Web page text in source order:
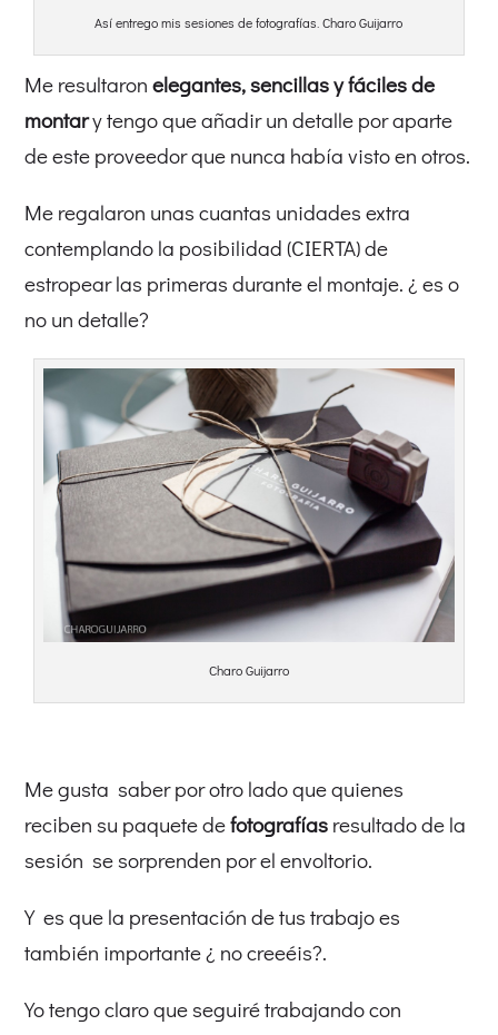
Así entrego mis sesiones de fotografías. Charo Guijarro
Me resultaronelegantes, sencillas y fáciles de
montary tengo que añadir un detalle por aparte
de este proveedor que nunca había visto en otros.
Me regalaron unas cuantas unidades extra
contemplando la posibilidad (CIERTA) de
estropear las primeras durante el montaje. ¿ es o
no un detalle?
Charo Guijarro
Me gusta saber por otro lado que quienes
reciben su paquete defotografías resultado de la
sesión se sorprenden por el envoltorio.
Y es que la presentación de tus trabajo es
también importante ¿ no creeéis?.
Yo tengo claro que seguiré trabajando con